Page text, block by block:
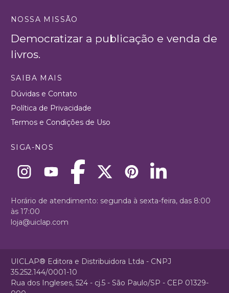
NOSSA MISSÃO
Democratizar a publicação e venda de
livros.
SAIBA MAIS
Dúvidas e Contato
Política de Privacidade
Termos e Condições de Uso
SIGA-NOS
Horário de atendimento: segunda à sexta-feira, das 8:00
às 17:00
loja@uiclap.com
UICLAP® Editora e Distribuidora Ltda - CNPJ
35.252.144/0001-10
Rua dos Ingleses, 524 - cj.5 - São Paulo/SP - CEP 01329-